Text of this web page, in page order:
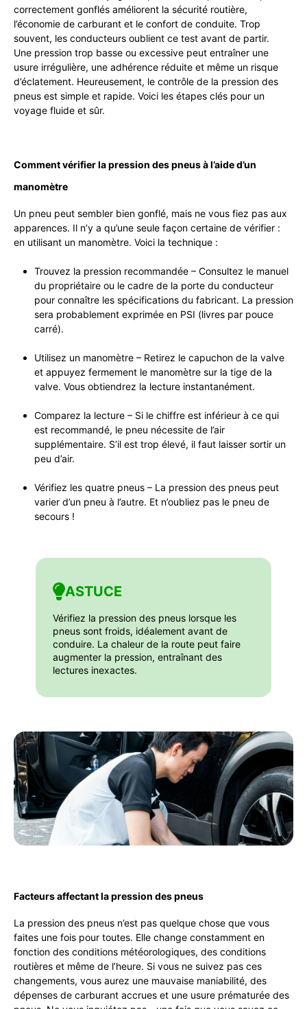
correctement gonflés améliorent la sécurité routière,
l’économie de carburant et le confort de conduite. Trop
souvent, les conducteurs oublient ce test avant de partir.
Une pression trop basse ou excessive peut entraîner une
usure irrégulière, une adhérence réduite et même un risque
d’éclatement. Heureusement, le contrôle de la pression des
pneus est simple et rapide. Voici les étapes clés pour un
voyage fluide et sûr.
Comment vérifier la pression des pneus à l’aide d’un
manomètre
Un pneu peut sembler bien gonflé, mais ne vous fiez pas aux
apparences. Il n’y a qu’une seule façon certaine de vérifier :
en utilisant un manomètre. Voici la technique :
Trouvez la pression recommandée – Consultez le manuel
du propriétaire ou le cadre de la porte du conducteur
pour connaître les spécifications du fabricant. La pression
sera probablement exprimée en PSI (livres par pouce
carré).
Utilisez un manomètre – Retirez le capuchon de la valve
et appuyez fermement le manomètre sur la tige de la
valve. Vous obtiendrez la lecture instantanément.
Comparez la lecture – Si le chiffre est inférieur à ce qui
est recommandé, le pneu nécessite de l’air
supplémentaire. S’il est trop élevé, il faut laisser sortir un
peu d’air.
Vérifiez les quatre pneus – La pression des pneus peut
varier d’un pneu à l’autre. Et n’oubliez pas le pneu de
secours !
ASTUCE
Vérifiez la pression des pneus lorsque les
pneus sont froids, idéalement avant de
conduire. La chaleur de la route peut faire
augmenter la pression, entraînant des
lectures inexactes.
Facteurs affectant la pression des pneus
La pression des pneus n’est pas quelque chose que vous
faites une fois pour toutes. Elle change constamment en
fonction des conditions météorologiques, des conditions
routières et même de l’heure. Si vous ne suivez pas ces
changements, vous aurez une mauvaise maniabilité, des
dépenses de carburant accrues et une usure prématurée des